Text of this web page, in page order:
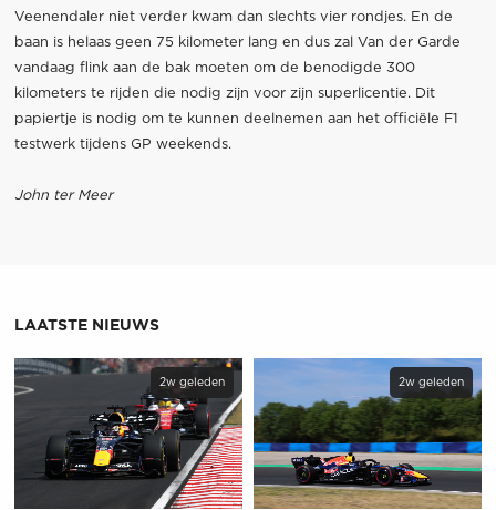
Veenendaler niet verder kwam dan slechts vier rondjes. En de
baan is helaas geen 75 kilometer lang en dus zal Van der Garde
vandaag flink aan de bak moeten om de benodigde 300
kilometers te rijden die nodig zijn voor zijn superlicentie. Dit
papiertje is nodig om te kunnen deelnemen aan het officiële F1
testwerk tijdens GP weekends.
John ter Meer
LAATSTE NIEUWS
2w geleden 2w geleden